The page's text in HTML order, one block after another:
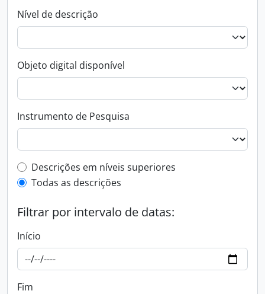
Nível de descrição
Objeto digital disponível
Instrumento de Pesquisa
Filtro de descrição de nível superior
Descrições em níveis superiores
Todas as descrições
Filtrar por intervalo de datas:
Início
Fim